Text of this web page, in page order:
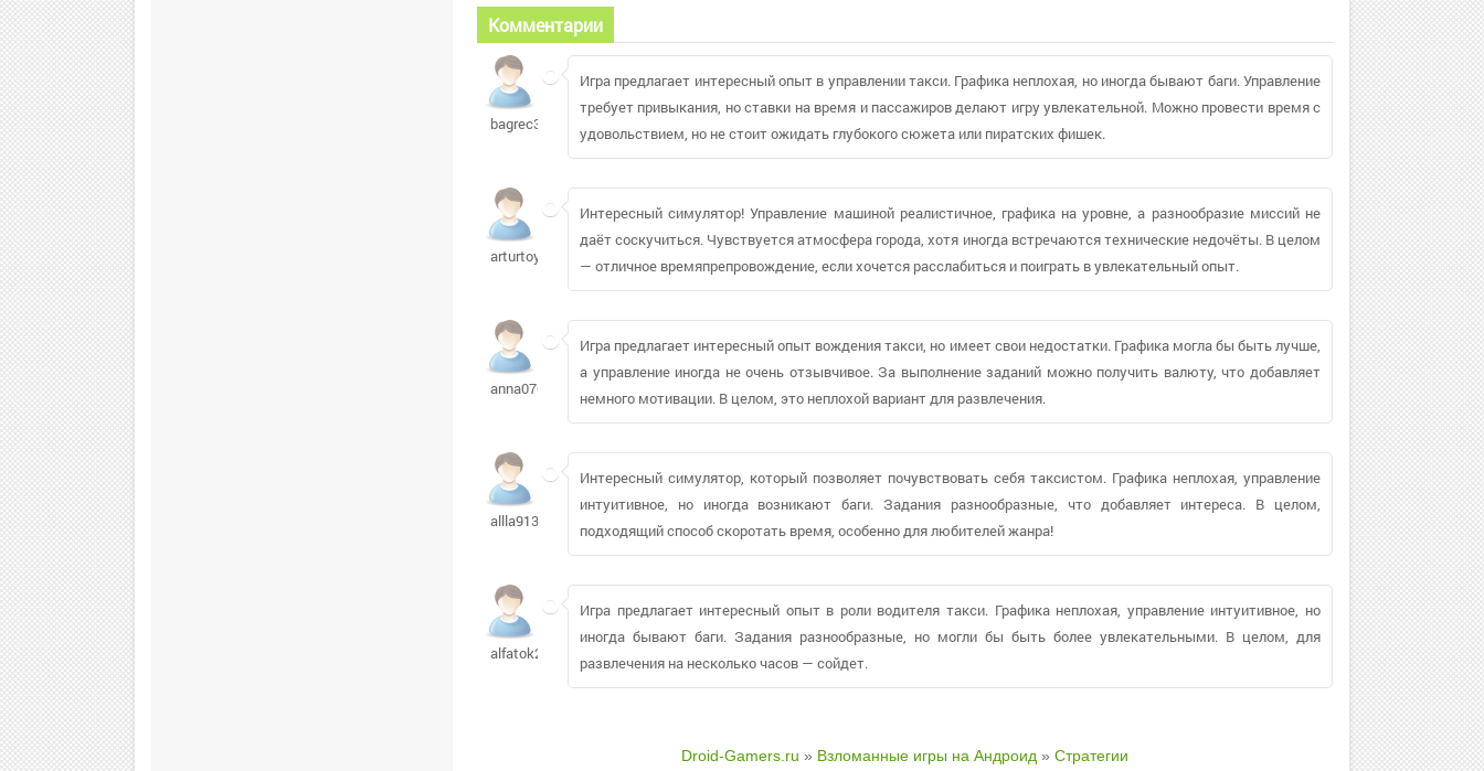
Комментарии
bagrec347
Игра предлагает интересный опыт в управлении такси. Графика неплохая, но иногда бывают баги. Управление
требует привыкания, но ставки на время и пассажиров делают игру увлекательной. Можно провести время с
удовольствием, но не стоит ожидать глубокого сюжета или пиратских фишек.
arturtoy
Интересный симулятор! Управление машиной реалистичное, графика на уровне, а разнообразие миссий не
даёт соскучиться. Чувствуется атмосфера города, хотя иногда встречаются технические недочёты. В целом
— отличное времяпрепровождение, если хочется расслабиться и поиграть в увлекательный опыт.
anna070187
Игра предлагает интересный опыт вождения такси, но имеет свои недостатки. Графика могла бы быть лучше,
а управление иногда не очень отзывчивое. За выполнение заданий можно получить валюту, что добавляет
немного мотивации. В целом, это неплохой вариант для развлечения.
allla91323
Интересный симулятор, который позволяет почувствовать себя таксистом. Графика неплохая, управление
интуитивное, но иногда возникают баги. Задания разнообразные, что добавляет интереса. В целом,
подходящий способ скоротать время, особенно для любителей жанра!
alfatok288
Игра предлагает интересный опыт в роли водителя такси. Графика неплохая, управление интуитивное, но
иногда бывают баги. Задания разнообразные, но могли бы быть более увлекательными. В целом, для
развлечения на несколько часов — сойдет.
Droid-Gamers.ru » Взломанные игры на Андроид » Стратегии